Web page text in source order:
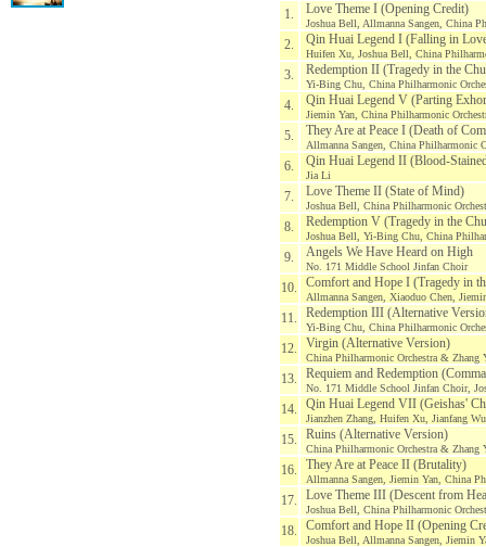
1.
Love Theme I (Opening Credit)
Joshua Bell, Allmanna Sangen, China
2. Qin Huai Legend I (Falling in
Huifen Xu, Joshua Bell, China
3. Redemption II (Tragedy in the
Yi-Bing Chu, China Philharmonic
4. Qin Huai Legend V (Parting
Jiemin Yan, China Philharmonic
5. They Are at Peace I (Death of
Allmanna Sangen, China Philharmonic
6. Qin Huai Legend II (Blood-
Jia Li
7. Love Theme II (State of Mind)
Joshua Bell, China Philharmonic
8. Redemption V (Tragedy in the
Joshua Bell, Yi-Bing Chu, China
9. Angels We Have Heard on High
No. 171 Middle School Jinfan Choir
10. Comfort and Hope I (Tragedy in
Allmanna Sangen, Xiaoduo Chen,
11. Redemption III (Alternative
Yi-Bing Chu, China Philharmonic
12. Virgin (Alternative Version)
China Philharmonic Orchestra & Zhang
13. Requiem and Redemption
No. 171 Middle School Jinfan Choir,
14. Qin Huai Legend VII (Geishas'
Jianzhen Zhang, Huifen Xu, Jianfang
15. Ruins (Alternative Version)
China Philharmonic Orchestra & Zhang
16. They Are at Peace II (Brutality)
Allmanna Sangen, Jiemin Yan, China
17. Love Theme III (Descent from
Joshua Bell, China Philharmonic
18. Comfort and Hope II (Opening
Joshua Bell, Allmanna Sangen, Jiemin